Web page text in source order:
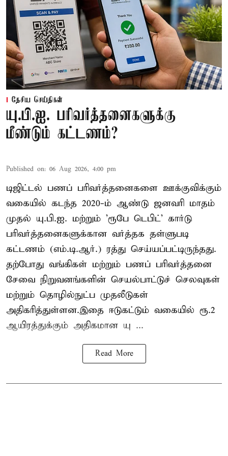
தேசிய செய்திகள்
யு.பி.ஐ. பரிவர்த்தனைகளுக்கு
மீண்டும் கட்டணம்?
Published on: 06 Aug 2026, 4:00 pm
டிஜிட்டல் பணப் பரிவர்த்தனைகளை ஊக்குவிக்கும்
வகையில் கடந்த 2020-ம் ஆண்டு ஜனவரி மாதம்
முதல் யு.பி.ஐ. மற்றும் 'ரூபே டெபிட்' கார்டு
பரிவர்த்தனைகளுக்கான வர்த்தக தள்ளுபடி
கட்டணம் (எம்.டி.ஆர்.) ரத்து செய்யப்பட்டிருந்தது.
தற்போது வங்கிகள் மற்றும் பணப் பரிவர்த்தனை
சேவை நிறுவனங்களின் செயல்பாட்டுச் செலவுகள்
மற்றும் தொழில்நுட்ப முதலீடுகள்
அதிகரித்துள்ளன.இதை ஈடுகட்டும் வகையில் ரூ.2
ஆயிரத்துக்கும் அதிகமான யு ...
Read More